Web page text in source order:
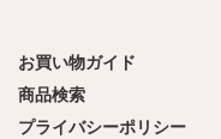
お買い物ガイド
商品検索
プライバシーポリシー